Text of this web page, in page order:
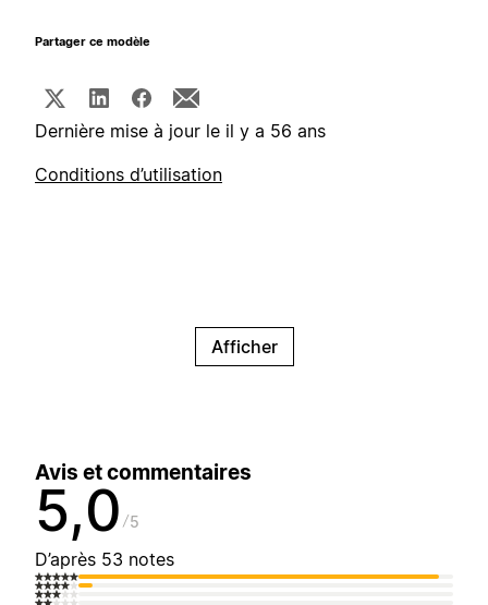
Partager ce modèle
Dernière mise à jour le il y a 56 ans
Conditions d’utilisation
Afficher
Avis et commentaires
5,0 5
D’après 53 notes